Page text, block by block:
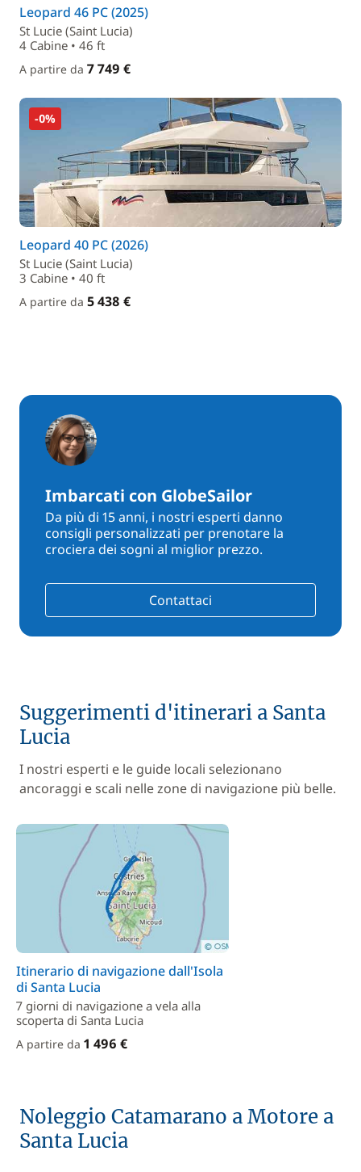
Leopard 46 PC (2025)
St Lucie (Saint Lucia)
4 Cabine • 46 ft
A partire da 7 749 €
-0%
Leopard 40 PC (2026)
St Lucie (Saint Lucia)
3 Cabine • 40 ft
A partire da 5 438 €
Imbarcati con GlobeSailor
Da più di 15 anni, i nostri esperti danno
consigli personalizzati per prenotare la
crociera dei sogni al miglior prezzo.
Contattaci
Suggerimenti d'itinerari a Santa
Lucia
I nostri esperti e le guide locali selezionano
ancoraggi e scali nelle zone di navigazione più belle.
Itinerario di navigazione dall'Isola
di Santa Lucia
7 giorni di navigazione a vela alla
scoperta di Santa Lucia
A partire da 1 496 €
Noleggio Catamarano a Motore a
Santa Lucia